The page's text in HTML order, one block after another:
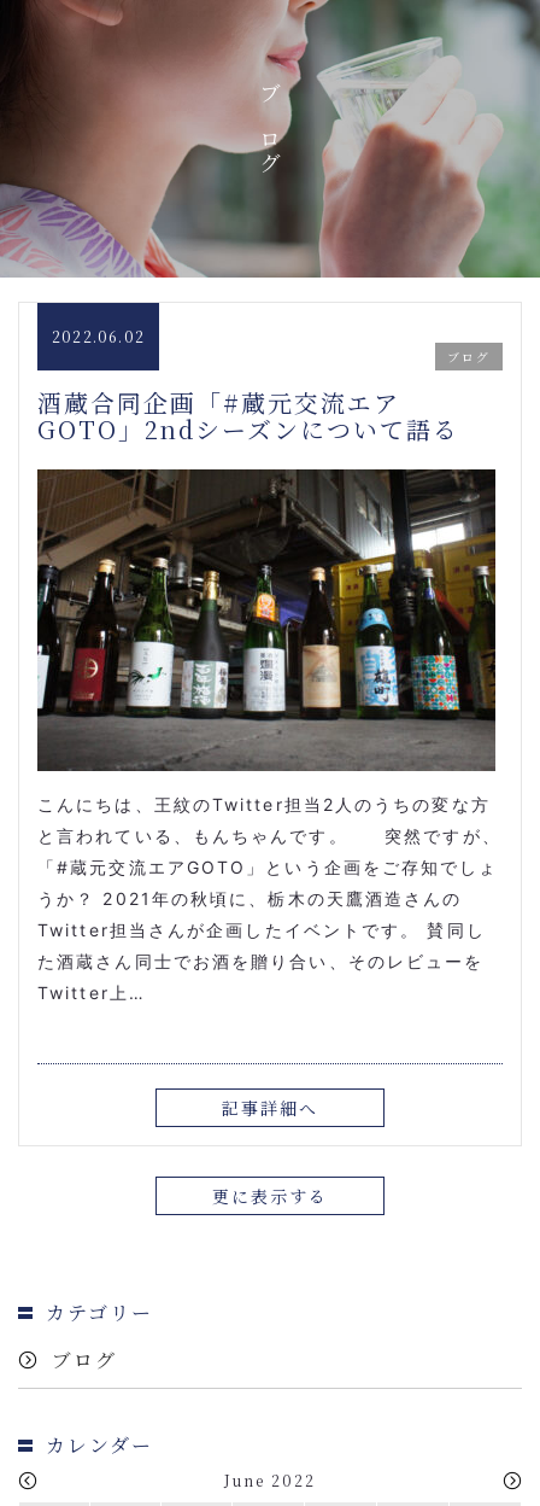
ブログ
2022.06.02
ブログ
酒蔵合同企画「#蔵元交流エア
GOTO」2ndシーズンについて語る
こんにちは、王紋のTwitter担当2人のうちの変な方
と言われている、もんちゃんです。 突然ですが、
「#蔵元交流エアGOTO」という企画をご存知でしょ
うか？ 2021年の秋頃に、栃木の天鷹酒造さんの
Twitter担当さんが企画したイベントです。 賛同し
た酒蔵さん同士でお酒を贈り合い、そのレビューを
Twitter上…
記事詳細へ
更に表示する
カテゴリー
ブログ
カレンダー
June 2022